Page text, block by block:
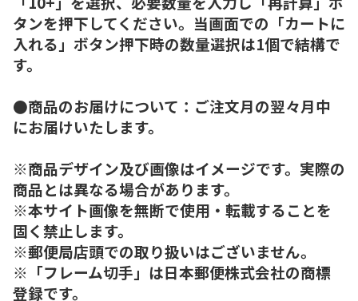
タンを押下してください。当画面での「カートに
入れる」ボタン押下時の数量選択は1個で結構で
す。
●商品のお届けについて：ご注文月の翌々月中
にお届けいたします。
※商品デザイン及び画像はイメージです。実際の
商品とは異なる場合があります。
※本サイト画像を無断で使用・転載することを
固く禁止します。
※郵便局店頭での取り扱いはございません。
※「フレーム切手」は日本郵便株式会社の商標
登録です。